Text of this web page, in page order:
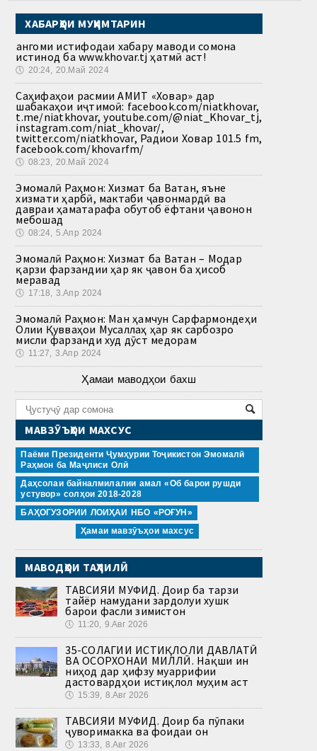
ХАБАРҲОИ МУҲИМТАРИН
Ҳангоми истифодаи хабару маводи сомона
истинод ба www.khovar.tj ҳатмӣ аст!
🕔 20:24, 20.Май 2024
Саҳифаҳои расмии АМИТ «Ховар» дар
шабакаҳои иҷтимоӣ: facebook.com/niatkhovar,
t.me/niatkhovar, youtube.com/@niat_Khovar_tj,
instagram.com/niat_khovar/,
twitter.com/niatkhovar, Радиои Ховар 101.5 fm,
facebook.com/khovarfm/
🕔 08:23, 20.Май 2024
Эмомалӣ Раҳмон: Хизмат ба Ватан, яъне
хизмати ҳарбӣ, мактаби ҷавонмардӣ ва
давраи ҳаматарафа обутоб ёфтани ҷавонон
мебошад
🕔 08:24, 5.Апр 2024
Эмомалӣ Раҳмон: Хизмат ба Ватан – Модар
қарзи фарзандии ҳар як ҷавон ба ҳисоб
меравад
🕔 17:18, 3.Апр 2024
Эмомалӣ Раҳмон: Ман ҳамчун Сарфармондеҳи
Олии Қувваҳои Мусаллаҳ ҳар як сарбозро
мисли фарзанди худ дӯст медорам
🕔 11:27, 3.Апр 2024
Ҳамаи маводҳои бахш
МАВЗӮЪҲОИ МАХСУС
Паёми Президенти Ҷумҳурии Тоҷикистон Эмомалӣ
Раҳмон ба Маҷлиси Олӣ
Даҳсолаи байналмилалии амал «Об барои рушди
устувор» солҳои 2018-2028
БАҲОГУЗОРИИ ЛОИҲАИ НБО «РОҒУН»
Ҳамаи мавзӯъҳои махсус
МАВОДҲОИ ТАҲЛИЛӢ
ТАВСИЯИ МУФИД. Доир ба тарзи
тайёр намудани зардолуи хушк
барои фасли зимистон
🕔 11:20, 9.Авг 2026
35-СОЛАГИИ ИСТИҚЛОЛИ ДАВЛАТӢ
ВА ОСОРХОНАИ МИЛЛӢ. Нақши ин
ниҳод дар ҳифзу муаррифии
дастовардҳои истиқлол муҳим аст
🕔 15:39, 8.Авг 2026
ТАВСИЯИ МУФИД. Доир ба пӯпаки
ҷуворимакка ва фоидаи он
🕔 13:33, 8.Авг 2026